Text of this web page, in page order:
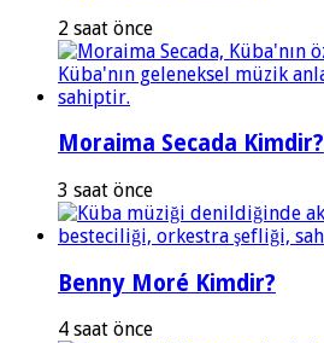
2 saat önce
Moraima Secada Kimdir?
3 saat önce
Benny Moré Kimdir?
4 saat önce